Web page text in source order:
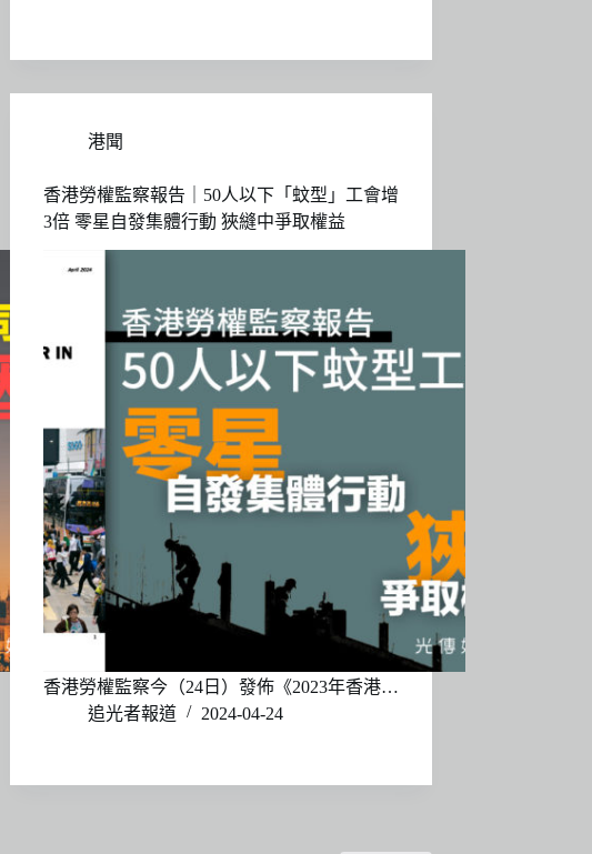
港聞
香港勞權監察報告｜50人以下「蚊型」工會增
3倍 零星自發集體行動 狹縫中爭取權益
香港勞權監察今（24日）發佈《2023年香港…
追光者報道
2024-04-24